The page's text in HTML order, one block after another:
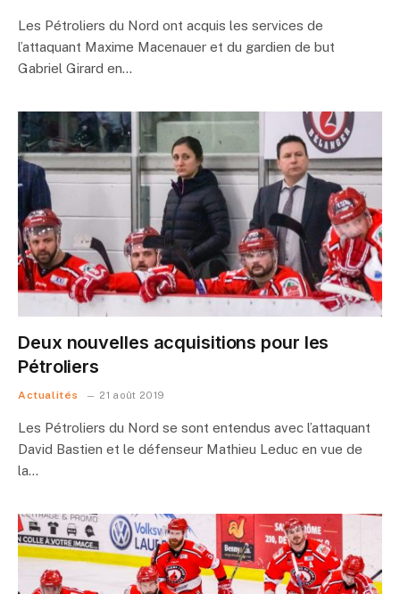
Les Pétroliers du Nord ont acquis les services de
l’attaquant Maxime Macenauer et du gardien de but
Gabriel Girard en…
Deux nouvelles acquisitions pour les
Pétroliers
Actualités 21 août 2019
Les Pétroliers du Nord se sont entendus avec l’attaquant
David Bastien et le défenseur Mathieu Leduc en vue de
la…